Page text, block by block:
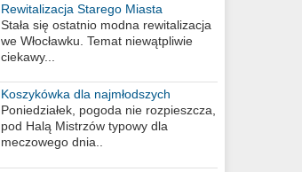
Rewitalizacja Starego Miasta
Stała się ostatnio modna rewitalizacja
we Włocławku. Temat niewątpliwie
ciekawy...
Koszykówka dla najmłodszych
Poniedziałek, pogoda nie rozpieszcza,
pod Halą Mistrzów typowy dla
meczowego dnia..